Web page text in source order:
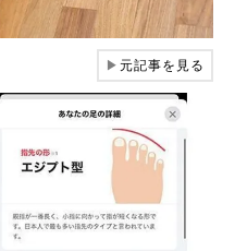
▶元記事を見る